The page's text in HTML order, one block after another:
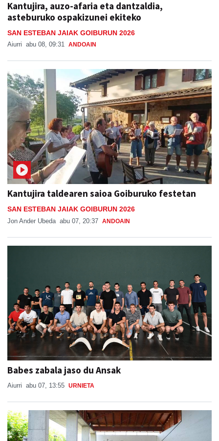
Kantujira, auzo-afaria eta dantzaldia,
asteburuko ospakizunei ekiteko
SAN ESTEBAN JAIAK GOIBURUN 2026
Aiurri abu 08, 09:31 ANDOAIN
Kantujira taldearen saioa Goiburuko festetan
SAN ESTEBAN JAIAK GOIBURUN 2026
Jon Ander Ubeda abu 07, 20:37 ANDOAIN
Babes zabala jaso du Ansak
Aiurri abu 07, 13:55 URNIETA